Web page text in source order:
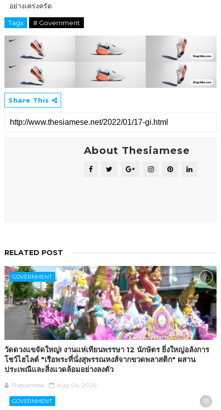
อย่างเคร่งครัด
Tags # Government
Share This
About Thesiamese
RELATED POST
GOVERNMENT
วัดดวงแขจัดใหญ่! งานแห่เทียนพรรษา 12 นักษัตร ยิ่งใหญ่อลังการ
โชว์ไฮไลต์ "เรือพระที่นั่งสุพรรณหงส์จากขวดพลาสติก" ผสาน
ประเพณีและสิ่งแวดล้อมอย่างลงตัว
Thesiamese Aug 04, 2026
GOVERNMENT